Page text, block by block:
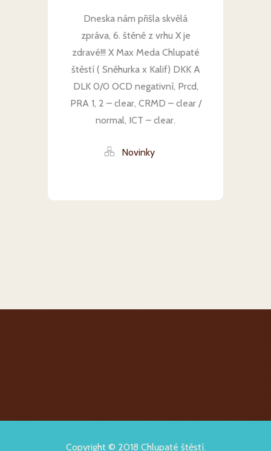
Dneska nám přišla skvělá
zpráva, 6. štěně z vrhu X je
zdravé!!! X Max Meda Chlupaté
štěstí ( Sněhurka x Kalif) DKK A
DLK 0/0 OCD negativní, Prcd,
PRA 1, 2 – clear, CRMD – clear /
normal, ICT – clear.
Novinky
Copyright © 2018 Chlupaté štěstí.